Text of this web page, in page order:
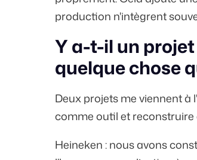
production n'intègrent
Y a-t-il un
quelque chose
Deux projets me viennent
comme outil et
Heineken : nous avons